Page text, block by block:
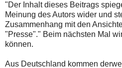
"Der Inhalt dieses Beitrags
Meinung des Autors wider und
Zusammenhang mit den
"Presse"." Beim nächsten Mal
können.
Aus Deutschland kommen